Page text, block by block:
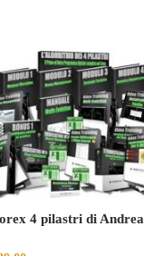
4 pilastri di Andrea